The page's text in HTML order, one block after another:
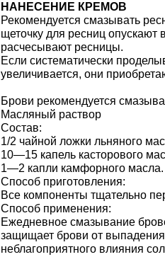
НАНЕСЕНИЕ КРЕМОВ
Рекомендуется смазывать
щеточку для ресниц опускают
расчесывают ресницы.
Если систематически
увеличивается, они
Брови рекомендуется
Масляный раствор
Состав:
1/2 чайной ложки льняного
10—15 капель касторового
1—2 капли камфорного масла.
Способ приготовления:
Все компоненты тщательно
Способ применения:
Ежедневное смазывание
защищает брови от
неблагоприятного влияния